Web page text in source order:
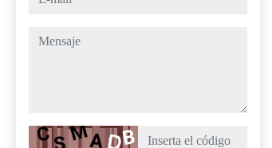
mensaje
Captcha